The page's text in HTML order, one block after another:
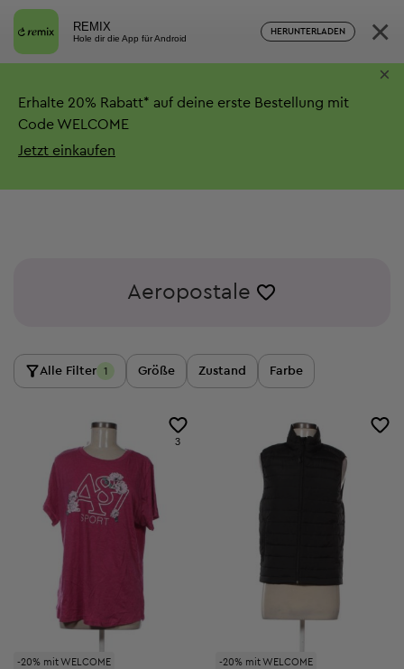
REMIX
Hole dir die App für Android
HERUNTERLADEN ×
Erhalte 20% Rabatt* auf deine erste Bestellung mit
Code WELCOME
Jetzt einkaufen
×
Aeropostale
Alle Filter 1 Größe Zustand Farbe
-20% mit WELCOME
3
-20% mit WELCOME